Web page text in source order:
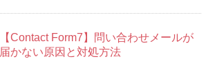
【Contact Form7】問い合わせメールが
届かない原因と対処方法